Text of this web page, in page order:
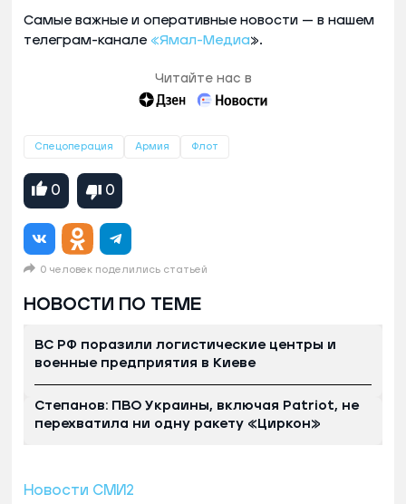
Самые важные и оперативные новости — в нашем
телеграм-канале «Ямал-Медиа».
Читайте нас в
Спецоперация Армия Флот
0 0
0 человек поделились статьей
НОВОСТИ ПО ТЕМЕ
ВС РФ поразили логистические центры и
военные предприятия в Киеве
Степанов: ПВО Украины, включая Patriot, не
перехватила ни одну ракету «Циркон»
Новости СМИ2